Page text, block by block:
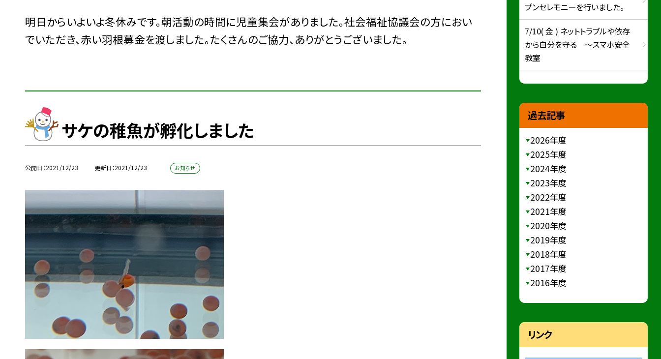
明日からいよいよ冬休みです。朝活動の時間に児童集会がありました。社会福祉協議会の方におい
でいただき、赤い羽根募金を渡しました。たくさんのご協力、ありがとうございました。
サケの稚魚が孵化しました
公開日 2021/12/23 更新日 2021/12/23 お知らせ
プンセレモニーを行いました。
7/10( 金 ) ネットトラブルや依存
から自分を守る ～スマホ安全
教室
過去記事
2026年度
2025年度
2024年度
2023年度
2022年度
2021年度
2020年度
2019年度
2018年度
2017年度
2016年度
リンク